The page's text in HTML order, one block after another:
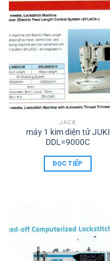
JACK
máy 1 kim diện tử JUKI
DDL=9000C
ĐỌC TIẾP